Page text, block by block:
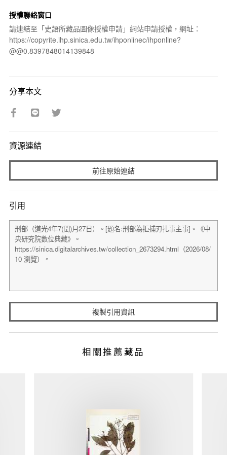
授權聯絡窗口
請連結至「史語所藏品圖像授權申請」網站申請授權，網址：
https://copyrite.ihp.sinica.edu.tw/ihponlinec/ihponline?
@@0.8397848014139848
分享本文
資源連結
前往原始連結
引用
複製引用資訊
相關推薦藏品